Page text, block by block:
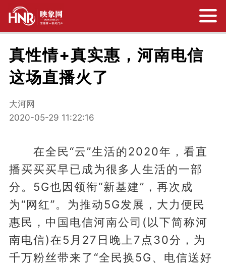
真性情+真实惠，河南电信
这场直播火了
大河网
2020-05-29 11:22:16
在全民“云”生活的2020年，看直
播买买买早已成为很多人生活的一部
分。5G也因领衔“新基建”，再次成
为“网红”。为推动5G发展，大力便民
惠民，中国电信河南公司(以下简称河
南电信)在5月27日晚上7点30分，为
千万粉丝带来了“全民换5G、电信送好